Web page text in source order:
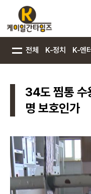
전체 K-정치 K-엔터
34도 찜통 수
명 보호인가